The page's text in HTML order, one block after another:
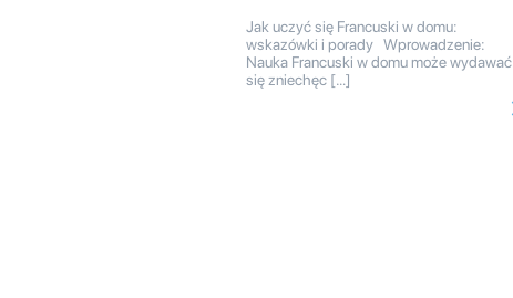
Jak uczyć się Francuski w domu:
wskazówki i porady Wprowadzenie:
Nauka Francuski w domu może wydawać
się zniechęc […]